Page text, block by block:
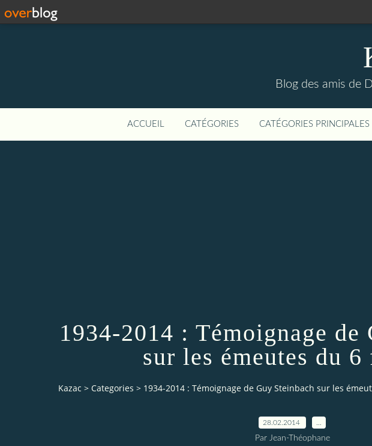
Blog des amis de
ACCUEIL CATÉGORIES CATÉGORIES PRINCIPALES
1934-2014 : Témoignage de
sur les émeutes du
Kazac > Categories > 1934-2014 : Témoignage de Guy Steinbach sur les
28.02.2014
Par Jean-Théophane